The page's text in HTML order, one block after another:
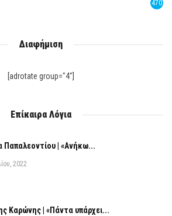
470
Διαφήμιση
[adrotate group="4"]
Επίκαιρα Λόγια
Παπαλεοντίου | «Ανήκω...
2022
Καρώνης | «Πάντα υπάρχει...